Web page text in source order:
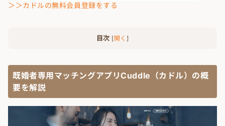
＞＞カドルの無料会員登録をする
目次 [開く ]
既婚者専用マッチングアプリCuddle（カドル）の概
要を解説